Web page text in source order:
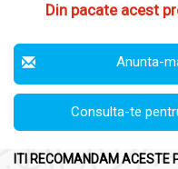
Din pacate acest
Anunta-
Consulta-te
ITI RECOMANDAM ACESTE